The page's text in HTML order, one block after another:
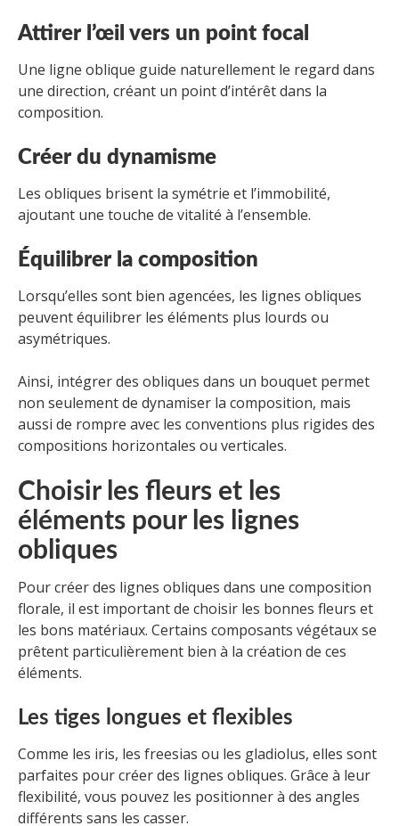
Attirer l’œil vers un point focal
Une ligne oblique guide naturellement le regard dans
une direction, créant un point d’intérêt dans la
composition.
Créer du dynamisme
Les obliques brisent la symétrie et l’immobilité,
ajoutant une touche de vitalité à l’ensemble.
Équilibrer la composition
Lorsqu’elles sont bien agencées, les lignes obliques
peuvent équilibrer les éléments plus lourds ou
asymétriques.
Ainsi, intégrer des obliques dans un bouquet permet
non seulement de dynamiser la composition, mais
aussi de rompre avec les conventions plus rigides des
compositions horizontales ou verticales.
Choisir les fleurs et les
éléments pour les lignes
obliques
Pour créer des lignes obliques dans une composition
florale, il est important de choisir les bonnes fleurs et
les bons matériaux. Certains composants végétaux se
prêtent particulièrement bien à la création de ces
éléments.
Les tiges longues et flexibles
Comme les iris, les freesias ou les gladiolus, elles sont
parfaites pour créer des lignes obliques. Grâce à leur
flexibilité, vous pouvez les positionner à des angles
différents sans les casser.